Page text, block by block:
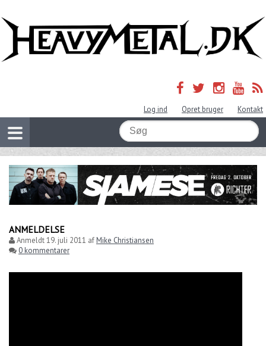
Log ind Opret bruger Kontakt
ANMELDELSE
Anmeldt19. juli 2011 afMike Christiansen
0 kommentarer